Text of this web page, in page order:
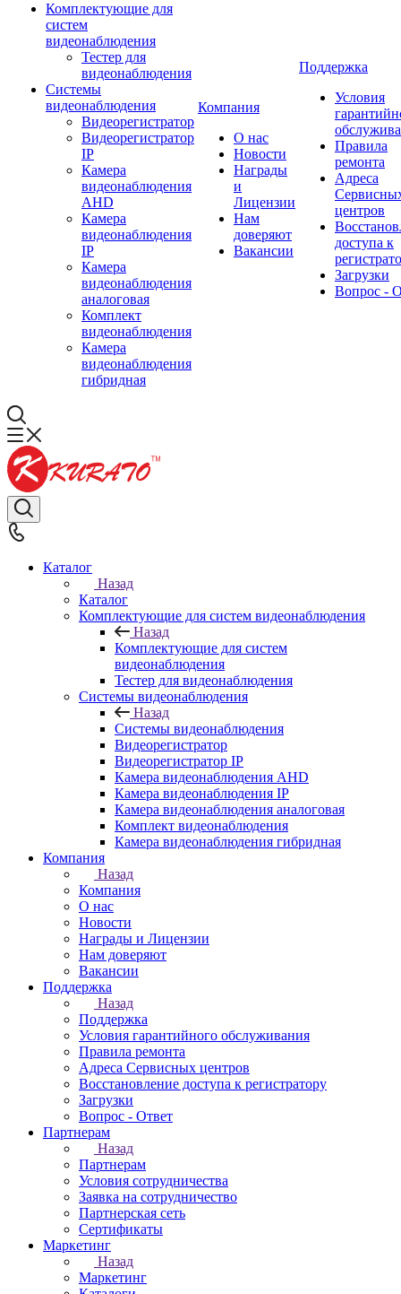
Комплектующие для
систем
видеонаблюдения
Тестер для
видеонаблюдения
Системы
видеонаблюдения
Видеорегистратор
Видеорегистратор
IP
Камера
видеонаблюдения
AHD
Камера
видеонаблюдения
IP
Камера
видеонаблюдения
аналоговая
Комплект
видеонаблюдения
Камера
видеонаблюдения
гибридная
Компания
О нас
Новости
Награды
и
Лицензии
Нам
доверяют
Вакансии
Поддержка
Условия
Правила
ремонта
Адреса
центров
доступа к
Загрузки
Вопрос -
Каталог
Назад
Каталог
Комплектующие для систем видеонаблюдения
Назад
Комплектующие для систем
видеонаблюдения
Тестер для видеонаблюдения
Системы видеонаблюдения
Назад
Системы видеонаблюдения
Видеорегистратор
Видеорегистратор IP
Камера видеонаблюдения AHD
Камера видеонаблюдения IP
Камера видеонаблюдения аналоговая
Комплект видеонаблюдения
Камера видеонаблюдения гибридная
Компания
Назад
Компания
О нас
Новости
Награды и Лицензии
Нам доверяют
Вакансии
Поддержка
Назад
Поддержка
Условия гарантийного обслуживания
Правила ремонта
Адреса Сервисных центров
Восстановление доступа к регистратору
Загрузки
Вопрос - Ответ
Партнерам
Назад
Партнерам
Условия сотрудничества
Заявка на сотрудничество
Партнерская сеть
Сертификаты
Маркетинг
Назад
Маркетинг